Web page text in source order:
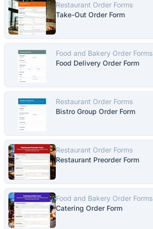
Restaurant Order Forms
Take-Out Order Form
Food and Bakery Order Forms
Food Delivery Order Form
Restaurant Order Forms
Bistro Group Order Form
Restaurant Order Forms
Restaurant Preorder Form
Food and Bakery Order Forms
Catering Order Form